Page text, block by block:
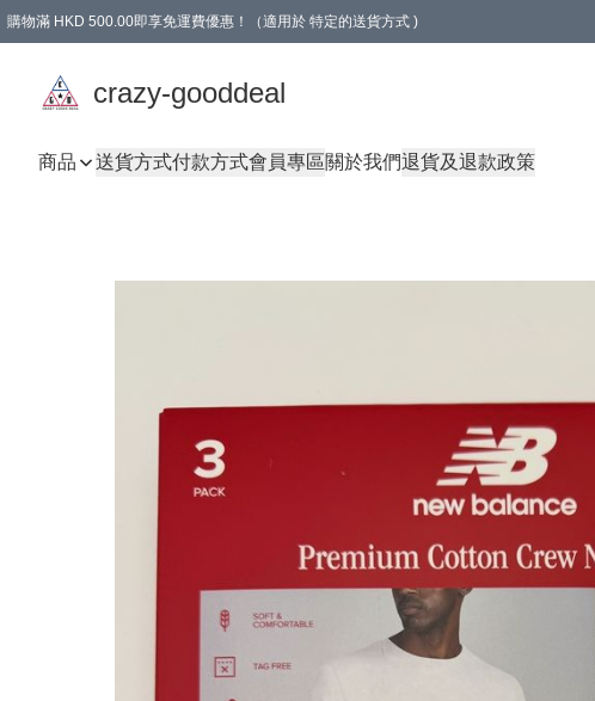
購物滿 HKD 500.00即享免運費優惠！（適用於 特定的送貨方式 )
crazy-gooddeal
商品 送貨方式付款方式會員專區關於我們退貨及退款政策